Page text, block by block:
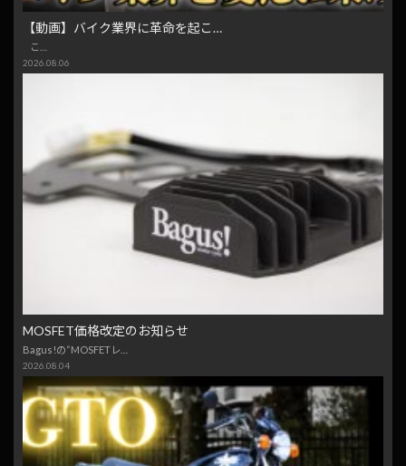
【動画】バイク業界に革命を起こ…
こ…
2026.08.06
MOSFET価格改定のお知らせ
Bagus!の“MOSFETレ…
2026.08.04